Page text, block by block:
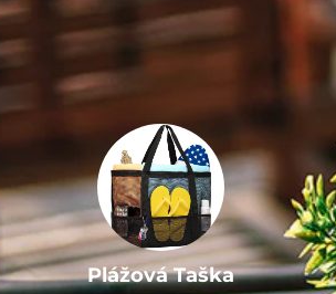
Plážová Taška